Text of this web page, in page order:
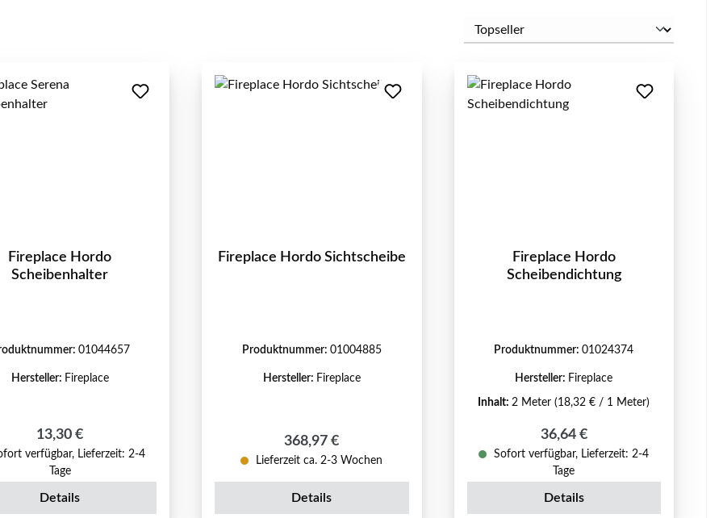
Fireplace Hordo
Scheibenhalter
01044657
Hersteller: Fireplace
Regulärer Preis:
13,30 €
verfügbar, Lieferzeit: 2-4
Tage
Details
Fireplace Hordo Sichtscheibe
Produktnummer: 01004885
Hersteller: Fireplace
Regulärer Preis:
368,97 €
Lieferzeit ca. 2-3 Wochen
Details
Fireplace Hordo
Scheibendichtung
Produktnummer:01024374
Hersteller: Fireplace
Inhalt:2 Meter(18,32 € / 1 Meter)
Regulärer Preis:
36,64 €
Sofort verfügbar, Lieferzeit: 2-4
Tage
Details